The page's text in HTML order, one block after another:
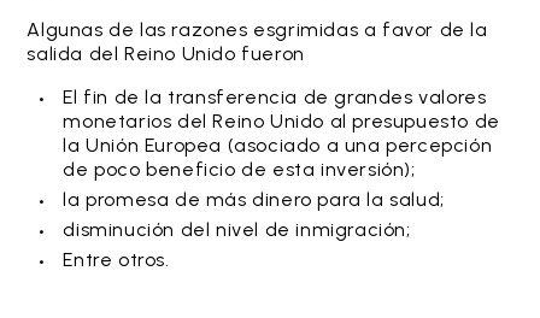
Algunas de las razones esgrimidas a favor de la
salida del Reino Unido fueron
El fin de la transferencia de grandes valores
monetarios del Reino Unido al presupuesto de
la Unión Europea (asociado a una percepción
de poco beneficio de esta inversión);
la promesa de más dinero para la salud;
disminución del nivel de inmigración;
Entre otros.